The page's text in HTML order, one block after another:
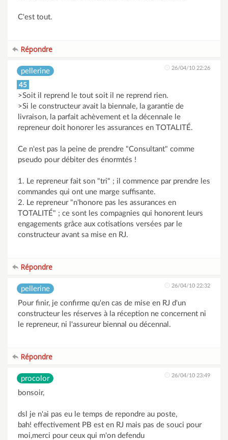
C'est tout.
Répondre
pellerine 26/04/10 22:26
45
>Soit il reprend le tout soit il ne reprend rien.
>Si le constructeur avait la biennale, la garantie de
livraison, la parfait achèvement et la décennale le
repreneur doit honorer les assurances en TOTALITÉ.
Ce n'est pas la peine de prendre "Consultant" comme
pseudo pour débiter des énormtés !
1. Le repreneur fait son "tri" ; il commence par prendre les
commandes qui ont une marge suffisante.
2. Le repreneur "n'honore pas les assurances en
TOTALITÉ" ; ce sont les compagnies qui honorent leurs
engagements grâce aux cotisations versées par le
constructeur avant sa mise en RJ.
Répondre
pellerine 26/04/10 22:32
Pour finir, je confirme qu'en cas de mise en RJ d'un
constructeur les réserves à la réception ne concernent ni
le repreneur, ni l'assureur biennal ou décennal.
Répondre
procolor 26/04/10 23:49
bonsoir,
dsl je n'ai pas eu le temps de repondre au poste,
bah! effectivement PB est en RJ mais pas de souci pour
moi,merci pour ceux qui m'on defendu